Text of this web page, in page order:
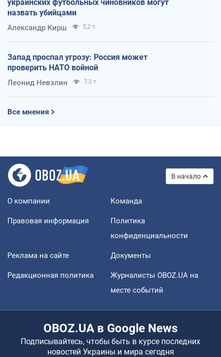
украинских футбольных чиновников могут
назвать убийцами
Александр Кирш 5,2 т.
Запад проспал угрозу: Россия может
проверить НАТО войной
Леонид Невзлин 7,3 т.
Все мнения
В начало
О компании Команда
Правовая информация
Политика
конфиденциальности
Реклама на сайте Документы
Редакционная политика
Журналисты OBOZ.UA на
месте событий
OBOZ.UA в Google News
Подписывайтесь, чтобы быть в курсе последних
новостей Украины и мира сегодня